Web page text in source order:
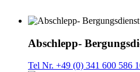
Abschlepp-
Tel Nr. +49 (0) 341 600 586